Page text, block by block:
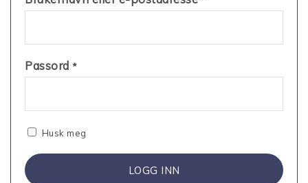
Passord *
Husk meg
LOGG INN